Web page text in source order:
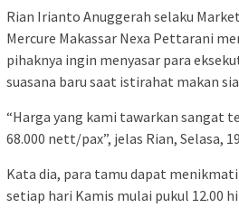
Rian Irianto Anuggerah selaku
Mercure Makassar Nexa Pettarani
pihaknya ingin menyasar para
suasana baru saat istirahat makan
“Harga yang kami tawarkan sangat
68.000 nett/pax”, jelas Rian, Selasa,
Kata dia, para tamu dapat
setiap hari Kamis mulai pukul 12.00